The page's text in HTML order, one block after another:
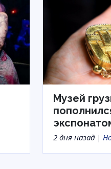
Музей
2 дня назад |